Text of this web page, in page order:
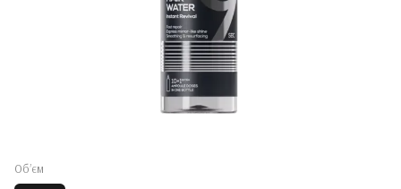
Обʼєм